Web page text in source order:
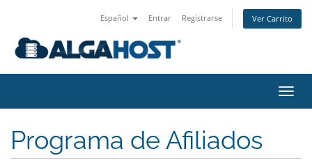
Español Entrar Registrarse Ver Carrito
Programa de Afiliados